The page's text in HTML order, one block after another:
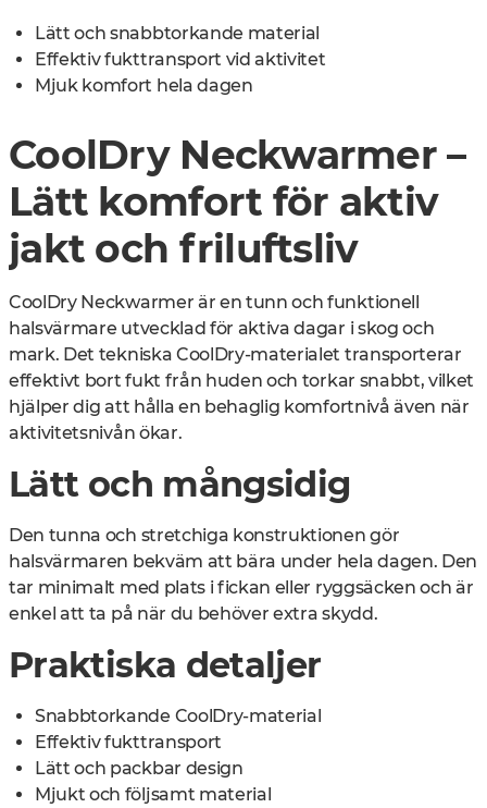
Lätt och snabbtorkande material
Effektiv fukttransport vid aktivitet
Mjuk komfort hela dagen
CoolDry Neckwarmer –
Lätt komfort för aktiv
jakt och friluftsliv
CoolDry Neckwarmer är en tunn och funktionell
halsvärmare utvecklad för aktiva dagar i skog och
mark. Det tekniska CoolDry-materialet transporterar
effektivt bort fukt från huden och torkar snabbt, vilket
hjälper dig att hålla en behaglig komfortnivå även när
aktivitetsnivån ökar.
Lätt och mångsidig
Den tunna och stretchiga konstruktionen gör
halsvärmaren bekväm att bära under hela dagen. Den
tar minimalt med plats i fickan eller ryggsäcken och är
enkel att ta på när du behöver extra skydd.
Praktiska detaljer
Snabbtorkande CoolDry-material
Effektiv fukttransport
Lätt och packbar design
Mjukt och följsamt material